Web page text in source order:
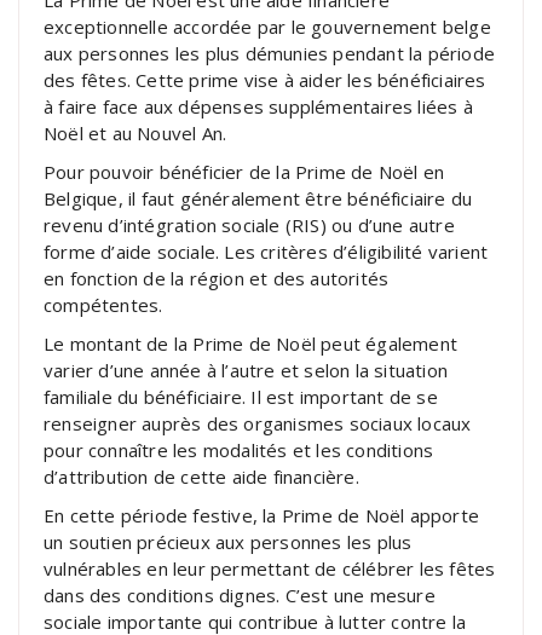
exceptionnelle accordée par le gouvernement belge
aux personnes les plus démunies pendant la période
des fêtes. Cette prime vise à aider les bénéficiaires
à faire face aux dépenses supplémentaires liées à
Noël et au Nouvel An.
Pour pouvoir bénéficier de la Prime de Noël en
Belgique, il faut généralement être bénéficiaire du
revenu d’intégration sociale (RIS) ou d’une autre
forme d’aide sociale. Les critères d’éligibilité varient
en fonction de la région et des autorités
compétentes.
Le montant de la Prime de Noël peut également
varier d’une année à l’autre et selon la situation
familiale du bénéficiaire. Il est important de se
renseigner auprès des organismes sociaux locaux
pour connaître les modalités et les conditions
d’attribution de cette aide financière.
En cette période festive, la Prime de Noël apporte
un soutien précieux aux personnes les plus
vulnérables en leur permettant de célébrer les fêtes
dans des conditions dignes. C’est une mesure
sociale importante qui contribue à lutter contre la